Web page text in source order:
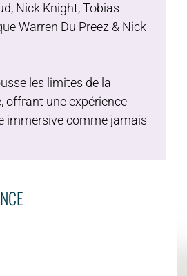
Nick Knight, Tobias
Warren Du Preez & Nick
les limites de la
offrant une expérience
immersive comme jamais